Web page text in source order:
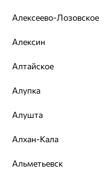
Вес:5.14
Цвет металла:
Проба:
Вставка:
Цвет вставки:
Характеристика вставки:
Алексеево-Лозовское
Алексин
Алтайское
Алупка
Алушта
Алхан-Кала
Альметьевск